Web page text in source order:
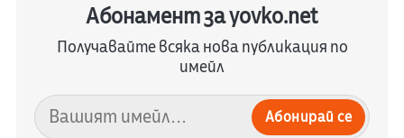
Абонамент за yovko.net
Получавайте всяка нова публикация по
имейл
Абонирай се